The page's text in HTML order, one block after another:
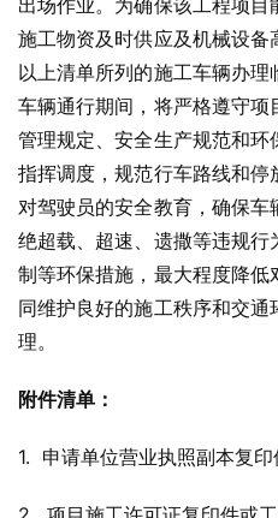
出场作业。为确保该工程项
施工物资及时供应及机械设
以上清单所列的施工车辆办
车辆通行期间，将严格遵守
管理规定、安全生产规范和
指挥调度，规范行车路线和
对驾驶员的安全教育，确保
绝超载、超速、遗撒等违规
制等环保措施，最大程度降
同维护良好的施工秩序和交
理。
附件清单：
1.  申请单位营业执照副本复印